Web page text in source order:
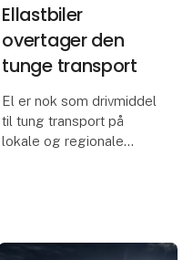
Ellastbiler
overtager den
tunge transport
El er nok som drivmiddel
til tung transport på
lokale og regionale
tilfredse chauffører,